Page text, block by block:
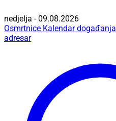
nedjelja - 09.08.2026
Osmrtnice Kalendar događanja
adresar